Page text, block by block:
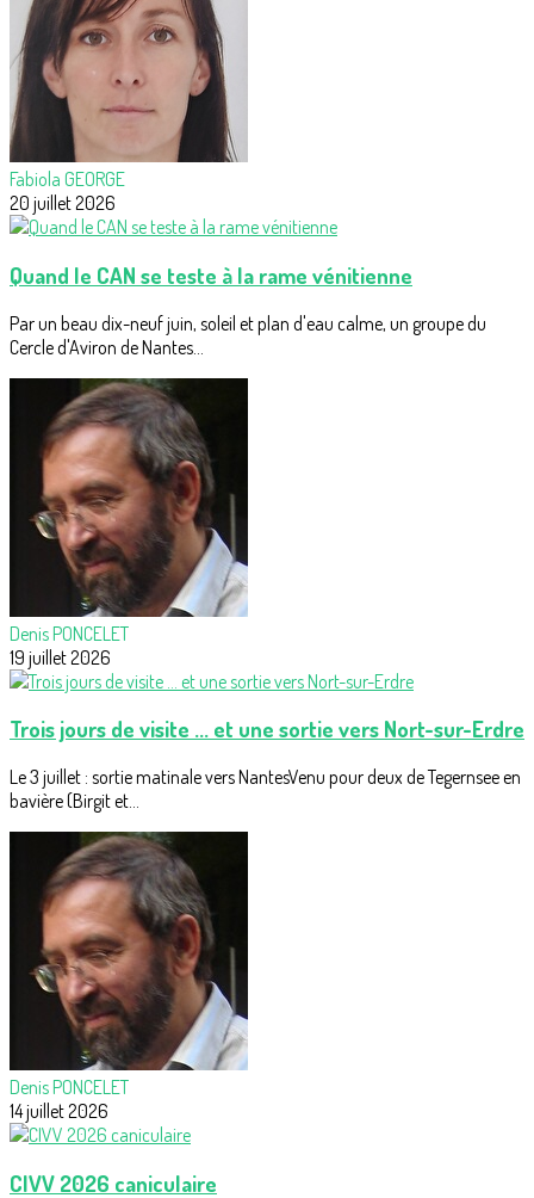
Fabiola GEORGE
20 juillet 2026
Quand le CAN se teste à la rame vénitienne
Par un beau dix-neuf juin, soleil et plan d'eau calme, un groupe du
Cercle d'Aviron de Nantes...
Denis PONCELET
19 juillet 2026
Trois jours de visite ... et une sortie vers Nort-sur-Erdre
Le 3 juillet : sortie matinale vers NantesVenu pour deux de Tegernsee en
bavière (Birgit et...
Denis PONCELET
14 juillet 2026
CIVV 2026 caniculaire